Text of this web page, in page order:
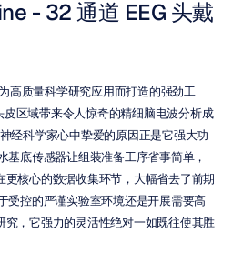
- 32 通道 EEG 头戴
高质量科学研究应用而打造的强劲工
区域带来令人惊奇的精细脑电波分析成
经科学家心中挚爱的原因正是它强大功
基底传感器让组装准备工序省事简单，
核心的数据收集环节，大幅省去了前期
受控的严谨实验室环境还是开展需要高
究，它强力的灵活性绝对一如既往使其胜